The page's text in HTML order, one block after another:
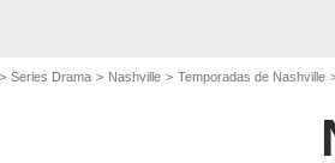
Series Drama Nashville Temporadas de Nashville